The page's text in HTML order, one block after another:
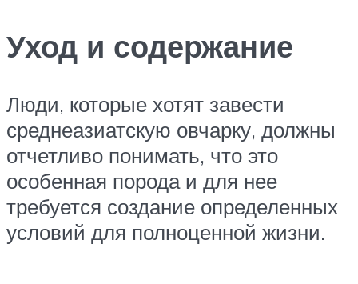
Уход и содержание
Люди, которые хотят завести
среднеазиатскую овчарку, должны
отчетливо понимать, что это
особенная порода и для нее
требуется создание определенных
условий для полноценной жизни.